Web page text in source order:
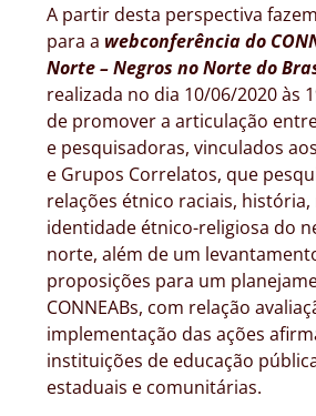
A partir desta perspectiva
para a webconferência do
Norte– Negros no Norte do
realizada no dia 10/06/2020 às
de promover a articulação
e pesquisadoras, vinculados aos
e Grupos Correlatos, que
relações étnico raciais,
identidade étnico-religiosa do
norte, além de um
proposições para um
CONNEABs, com relação
implementação das ações
instituições de educação
estaduais e comunitárias.